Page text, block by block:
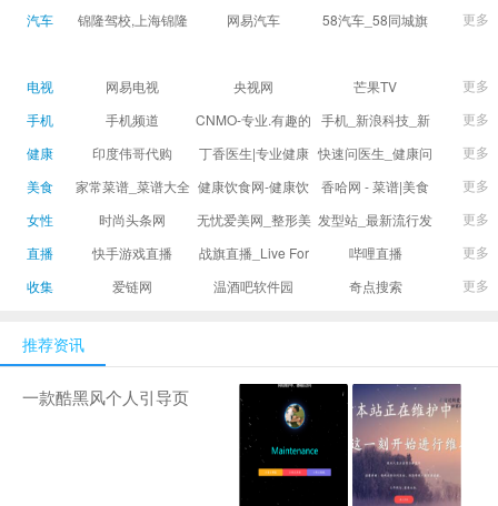
件，免费炒股软
软件,证
汽车
锦隆驾校,上海锦隆
网易汽车
58汽车_58同城旗
更多
电视 网易电视 央视网 芒果TV
更多
手机
手机频道
CNMO-专业.有趣的
科技新媒体
手机_新浪科技_新
浪网
更多
健康
印度伟哥代购
丁香医生|专业健康
生活方式平台
快速问医生_健康问
题免费在线咨询专
更多
美食
家常菜谱_菜谱大全
_菜谱家常菜做法大
健康饮食网-健康饮
食食谱_健康饮食小
香哈网 - 菜谱|美食
菜谱|菜谱大全-学做
更多
女性
时尚头条网
LADYMAX.cn|国内
新闻并提供奢侈品
无忧爱美网_整形美
容门户
发型站_最新流行发
型设计发型图片与
更多
直播
快手游戏直播
战旗直播_Live For
Gamers丨天生爱
哔哩直播
更多
收集
爱链网 温酒吧软件园 奇点搜索 更多
推荐资讯
一款酷黑风个人引导页